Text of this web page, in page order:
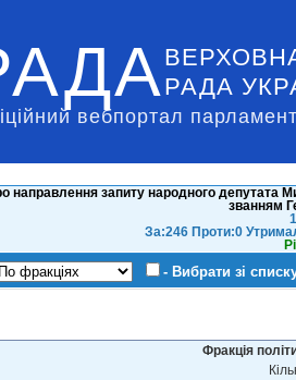
РАДА
вебпортал
направлення запиту народного
званням
За:246 Проти:0
- Вибрати зі
Фракція